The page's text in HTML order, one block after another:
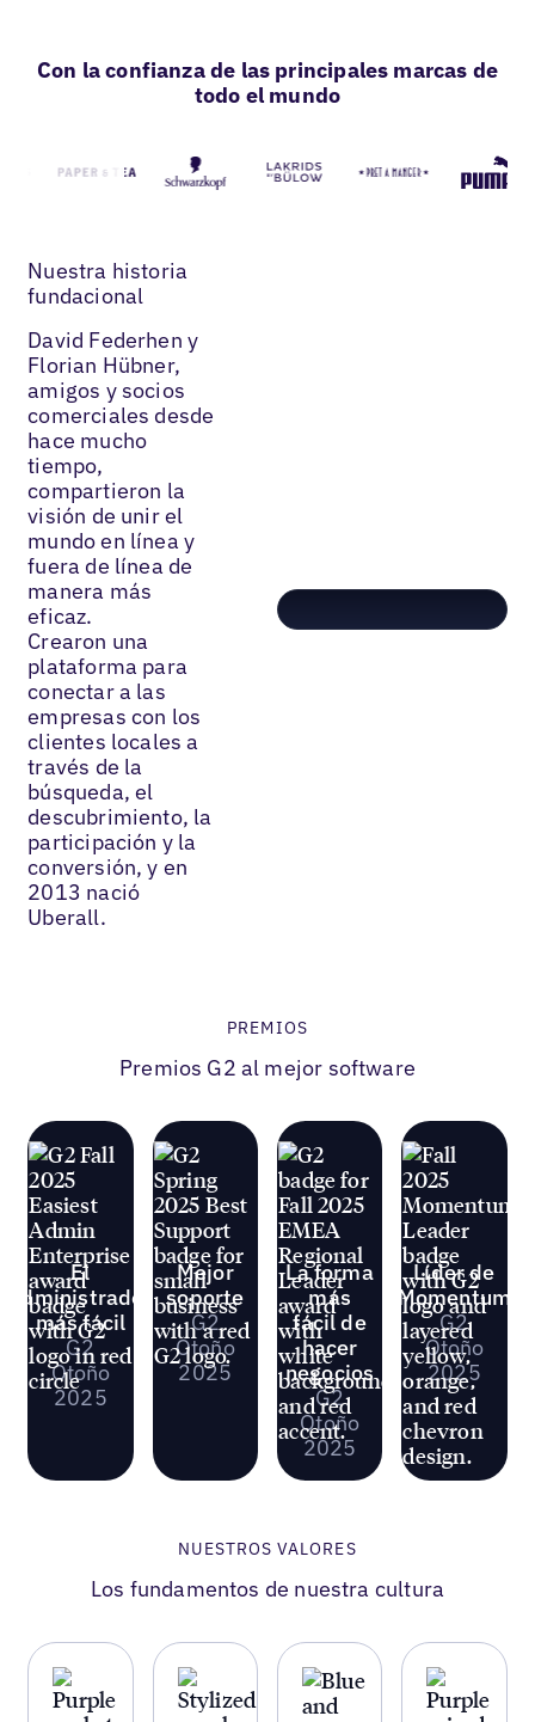
Con la confianza de las principales marcas de
todo el mundo
Nuestra historia
fundacional
David Federhen y
Florian Hübner,
amigos y socios
comerciales desde
hace mucho
tiempo,
compartieron la
visión de unir el
mundo en línea y
fuera de línea de
manera más
eficaz.
Crearon una
plataforma para
conectar a las
empresas con los
clientes locales a
través de la
búsqueda, el
descubrimiento, la
participación y la
conversión, y en
2013 nació
Uberall.
PREMIOS
Premios G2 al mejor software
El
administrador
más fácil
G2
Otoño
2025
Mejor
soporte
G2
Otoño
2025
La forma
más
fácil de
hacer
negocios
G2
Otoño
2025
Líder de
Momentum
G2
Otoño
2025
NUESTROS VALORES
Los fundamentos de nuestra cultura